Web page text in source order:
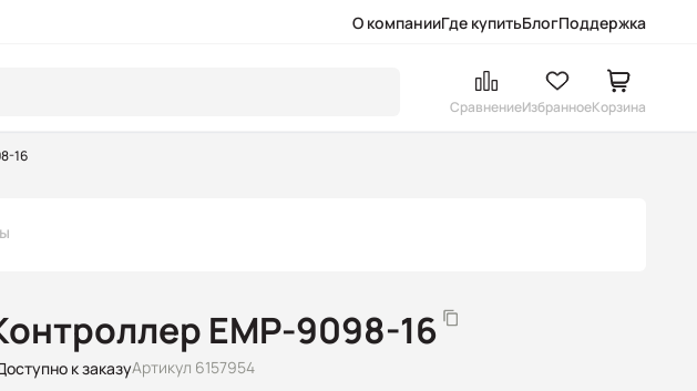
О компанииГде купитьБлогПоддержка
СравнениеИзбранноеКорзина
16
EMP-9098-16
к заказуАртикул 6157954